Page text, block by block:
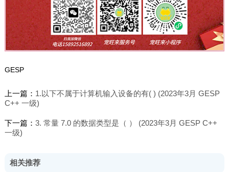
GESP
上一篇： 1.以下不属于计算机输入设备的有( ) (2023年3月 GESP
C++ 一级)
下一篇： 3. 常量 7.0 的数据类型是（ ） (2023年3月 GESP C++
一级)
相关推荐